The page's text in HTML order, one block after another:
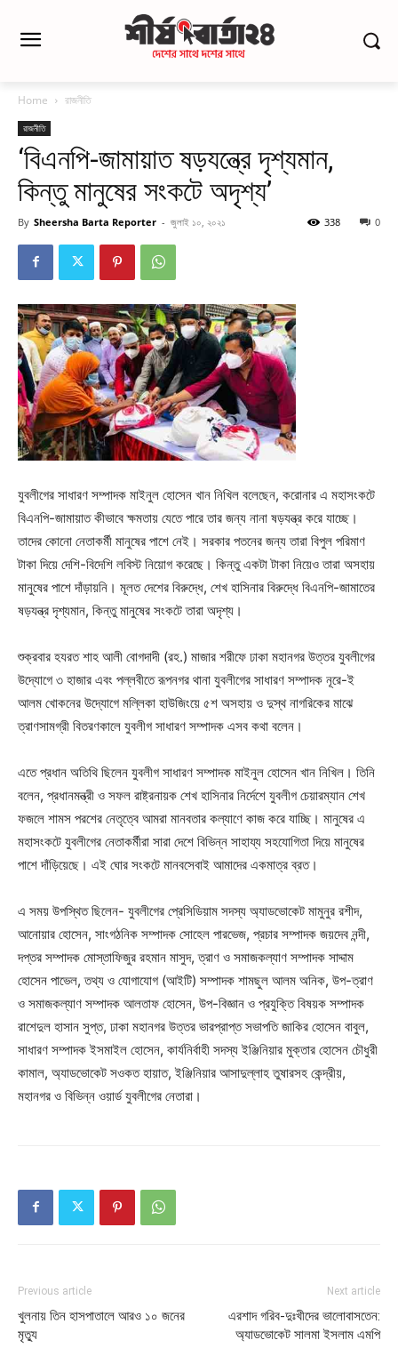
Home রাজনীতি
রাজনীতি
‘বিএনপি-জামায়াত ষড়যন্ত্রে দৃশ্যমান,
কিন্তু মানুষের সংকটে অদৃশ্য’
By Sheersha Barta Reporter - জুলাই ১০, ২০২১ 0
338
যুবলীগের সাধারণ সম্পাদক মাইনুল হোসেন খান নিখিল বলেছেন, করোনার এ মহাসংকটে
বিএনপি-জামায়াত কীভাবে ক্ষমতায় যেতে পারে তার জন্য নানা ষড়যন্ত্র করে যাচ্ছে।
তাদের কোনো নেতাকর্মী মানুষের পাশে নেই। সরকার পতনের জন্য তারা বিপুল পরিমাণ
টাকা দিয়ে দেশি-বিদেশি লবিস্ট নিয়োগ করেছে। কিন্তু একটা টাকা নিয়েও তারা অসহায়
মানুষের পাশে দাঁড়ায়নি। মূলত দেশের বিরুদ্ধে, শেখ হাসিনার বিরুদ্ধে বিএনপি-জামাতের
ষড়যন্ত্র দৃশ্যমান, কিন্তু মানুষের সংকটে তারা অদৃশ্য।
শুক্রবার হযরত শাহ আলী বোগদাদী (রহ.) মাজার শরীফে ঢাকা মহানগর উত্তর যুবলীগের
উদ্যোগে ৩ হাজার এবং পল্লবীতে রূপনগর থানা যুবলীগের সাধারণ সম্পাদক নূরে-ই
আলম খোকনের উদ্যোগে মল্লিকা হাউজিংয়ে ৫শ অসহায় ও দুস্থ নাগরিকের মাঝে
ত্রাণসামগ্রী বিতরণকালে যুবলীগ সাধারণ সম্পাদক এসব কথা বলেন।
এতে প্রধান অতিথি ছিলেন যুবলীগ সাধারণ সম্পাদক মাইনুল হোসেন খান নিখিল। তিনি
বলেন, প্রধানমন্ত্রী ও সফল রাষ্ট্রনায়ক শেখ হাসিনার নির্দেশে যুবলীগ চেয়ারম্যান শেখ
ফজলে শামস পরশের নেতৃত্বে আমরা মানবতার কল্যাণে কাজ করে যাচ্ছি। মানুষের এ
মহাসংকটে যুবলীগের নেতাকর্মীরা সারা দেশে বিভিন্ন সাহায্য সহযোগিতা দিয়ে মানুষের
পাশে দাঁড়িয়েছে। এই ঘোর সংকটে মানবসেবাই আমাদের একমাত্র ব্রত।
এ সময় উপস্থিত ছিলেন- যুবলীগের প্রেসিডিয়াম সদস্য অ্যাডভোকেট মামুনুর রশীদ,
আনোয়ার হোসেন, সাংগঠনিক সম্পাদক সোহেল পারভেজ, প্রচার সম্পাদক জয়দেব নন্দী,
দপ্তর সম্পাদক মোস্তাফিজুর রহমান মাসুদ, ত্রাণ ও সমাজকল্যাণ সম্পাদক সাদ্দাম
হোসেন পাভেল, তথ্য ও যোগাযোগ (আইটি) সম্পাদক শামছুল আলম অনিক, উপ-ত্রাণ
ও সমাজকল্যাণ সম্পাদক আলতাফ হোসেন, উপ-বিজ্ঞান ও প্রযুক্তি বিষয়ক সম্পাদক
রাশেদুল হাসান সুপ্ত, ঢাকা মহানগর উত্তর ভারপ্রাপ্ত সভাপতি জাকির হোসেন বাবুল,
সাধারণ সম্পাদক ইসমাইল হোসেন, কার্যনির্বাহী সদস্য ইঞ্জিনিয়ার মুক্তার হোসেন চৌধুরী
কামাল, অ্যাডভোকেট সওকত হায়াত, ইঞ্জিনিয়ার আসাদুল্লাহ তুষারসহ কেন্দ্রীয়,
মহানগর ও বিভিন্ন ওয়ার্ড যুবলীগের নেতারা।
Previous article
খুলনায় তিন হাসপাতালে আরও ১০ জনের
মৃত্যু
Next article
এরশাদ গরিব-দুঃখীদের ভালোবাসতেন:
অ্যাডভোকেট সালমা ইসলাম এমপি